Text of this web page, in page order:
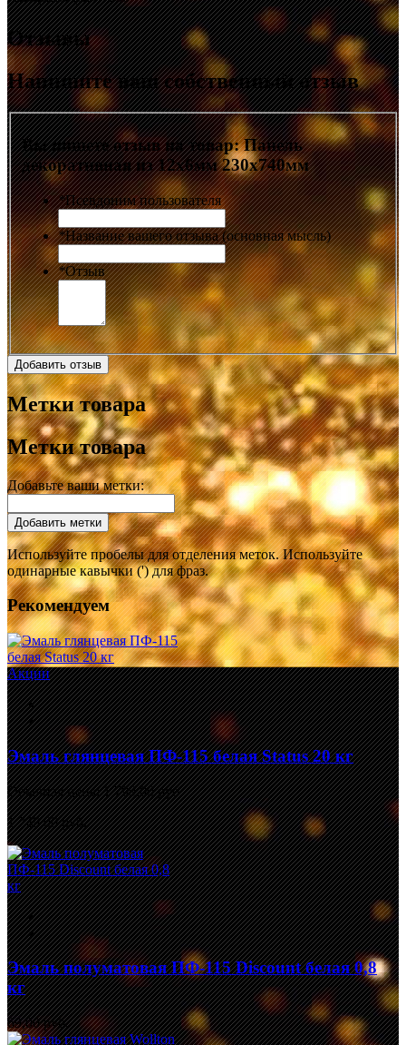
Отзывы
Напишите ваш собственный отзыв
Вы пишете отзыв на товар:Панель
декоративная из 12х6мм 230х740мм
*Псевдоним пользователя
*Название вашего отзыва (основная мысль)
*Отзыв
Добавить отзыв
Метки товара
Метки товара
Добавьте ваши метки:
Добавить метки
Используйте пробелы для отделения меток. Используйте
одинарные кавычки (') для фраз.
Рекомендуем
Акции
Эмаль глянцевая ПФ-115 белая Status 20 кг
Обычная цена: 1 799,00 руб.
1 749,00 руб.
Эмаль полуматовая ПФ-115 Discount белая 0,8
кг
69,00 руб.